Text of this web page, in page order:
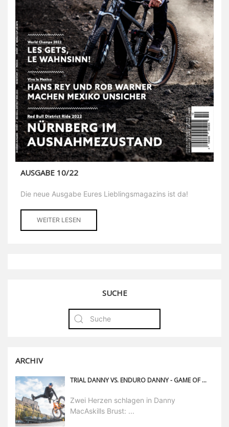
AUSGABE 10/22
Die neue Ausgabe Eures Lieblingsmagazins ist da!
WEITER LESEN
SUCHE
ARCHIV
TRIAL DANNY VS. ENDURO DANNY - GAME OF BIKE AUF DEN NEUEN STAMP 7
Zwei Herzen schlagen in Danny
MacAskills Brust: ...